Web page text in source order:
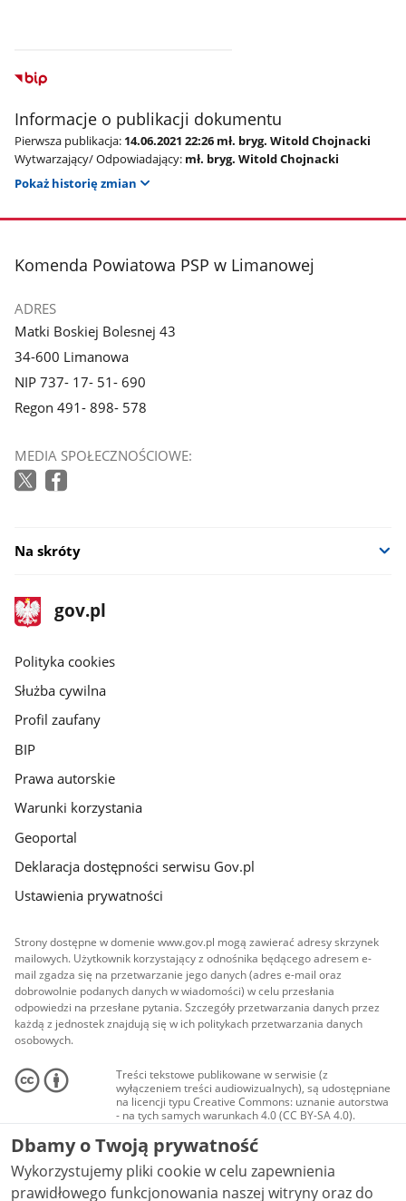
Informacje o publikacji dokumentu
Pierwsza publikacja: 14.06.2021 22:26 mł. bryg. Witold Chojnacki
Wytwarzający/ Odpowiadający: mł. bryg. Witold Chojnacki
Pokaż historię zmian
stopka
Komenda Powiatowa PSP w Limanowej
ADRES
Matki Boskiej Bolesnej 43
34-600 Limanowa
NIP 737- 17- 51- 690
Regon 491- 898- 578
MEDIA SPOŁECZNOŚCIOWE:
Na skróty
stopka
gov.pl
Strona
gov.pl
gov.pl
Polityka cookies
Służba cywilna
Profil zaufany
BIP
Prawa autorskie
Warunki korzystania
Geoportal
Deklaracja dostępności serwisu Gov.pl
Ustawienia prywatności
Strony dostępne w domenie www.gov.pl mogą zawierać adresy skrzynek
mailowych. Użytkownik korzystający z odnośnika będącego adresem e-
mail zgadza się na przetwarzanie jego danych (adres e-mail oraz
dobrowolnie podanych danych w wiadomości) w celu przesłania
odpowiedzi na przesłane pytania. Szczegóły przetwarzania danych przez
każdą z jednostek znajdują się w ich politykach przetwarzania danych
osobowych.
Treści tekstowe publikowane w serwisie (z
wyłączeniem treści audiowizualnych), są udostępniane
na licencji typu Creative Commons: uznanie autorstwa
- na tych samych warunkach 4.0 (CC BY-SA 4.0).
Materiały audiowizualne, w tym zdjęcia, materiały
audio i wideo, są udostępniane na licencji typu
Creative Commons: uznanie autorstwa użycie
niekomercyjne - bez utworów zależnych 4.0 (CC BY-
NC-ND 4.0), o ile nie jest to stwierdzone inaczej.
Dbamy o Twoją prywatność
Wykorzystujemy pliki cookie w celu zapewnienia
prawidłowego funkcjonowania naszej witryny oraz do